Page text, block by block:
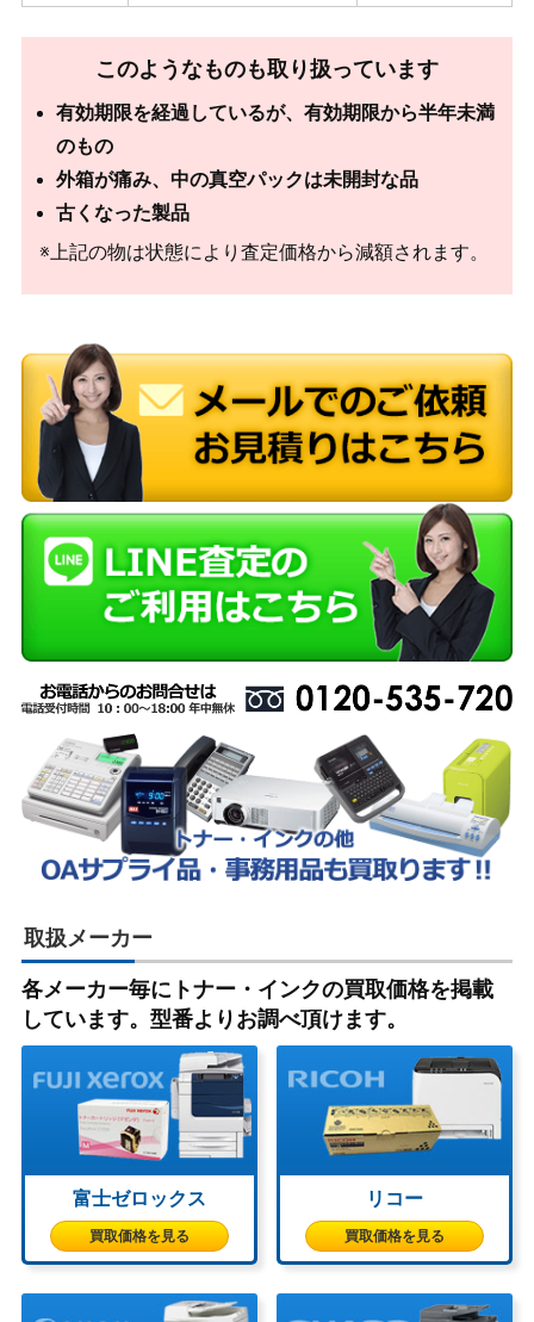
このようなものも取り扱っています
有効期限を経過しているが、有効期限から半年未満
のもの
外箱が痛み、中の真空パックは未開封な品
古くなった製品
※上記の物は状態により査定価格から減額されます。
取扱メーカー
各メーカー毎にトナー・インクの買取価格を掲載
しています。型番よりお調べ頂けます。
富士ゼロックス
買取価格を見る
リコー
買取価格を見る